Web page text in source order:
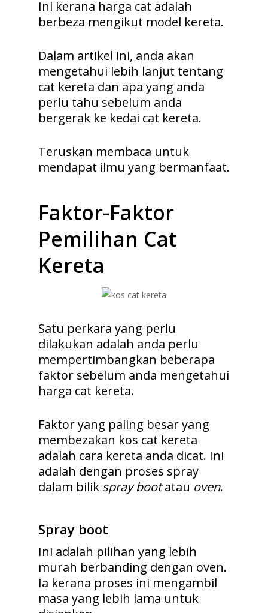
Ini kerana harga cat adalah
berbeza mengikut model kereta.
Dalam artikel ini, anda akan
mengetahui lebih lanjut tentang
cat kereta dan apa yang anda
perlu tahu sebelum anda
bergerak ke kedai cat kereta.
Teruskan membaca untuk
mendapat ilmu yang bermanfaat.
Faktor-Faktor
Pemilihan Cat
Kereta
Satu perkara yang perlu
dilakukan adalah anda perlu
mempertimbangkan beberapa
faktor sebelum anda mengetahui
harga cat kereta.
Faktor yang paling besar yang
membezakan kos cat kereta
adalah cara kereta anda dicat. Ini
adalah dengan proses spray
dalam bilik spray bootatau oven.
Spray boot
Ini adalah pilihan yang lebih
murah berbanding dengan oven.
Ia kerana proses ini mengambil
masa yang lebih lama untuk